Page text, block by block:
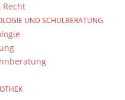
UND SCHULBERATUNG